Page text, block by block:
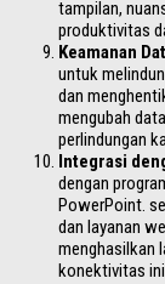
tampilan,
produktivitas
Keamanan
untuk
dan
mengubah
perlindungan
Integrasi
dengan
PowerPoint.
dan layanan
menghasilkan
konektivitas